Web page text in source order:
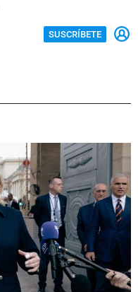
SUSCRÍBETE